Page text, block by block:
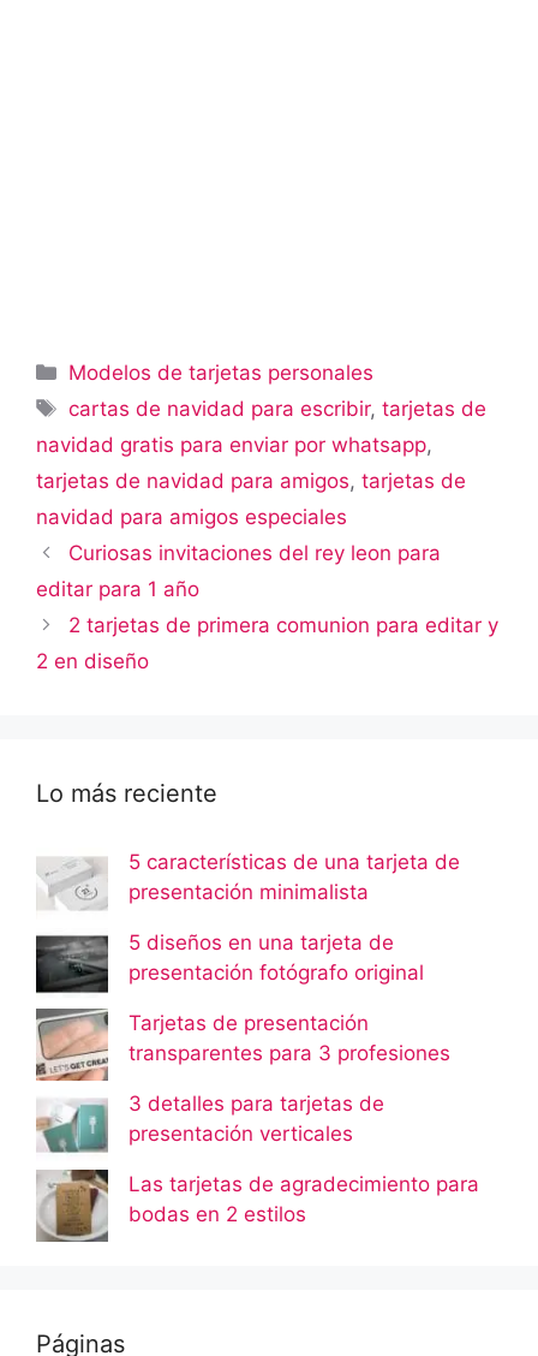
Categorías
Modelos de tarjetas personales
Etiquetas
cartas de navidad para escribir,tarjetas de
navidad gratis para enviar por whatsapp,
tarjetas de navidad para amigos, tarjetas de
navidad para amigos especiales
Curiosas invitaciones del rey leon para
editar para 1 año
2 tarjetas de primera comunion para editar y
2 en diseño
Lo más reciente
5 características de una tarjeta de
presentación minimalista
5 diseños en una tarjeta de
presentación fotógrafo original
Tarjetas de presentación
transparentes para 3 profesiones
3 detalles para tarjetas de
presentación verticales
Las tarjetas de agradecimiento para
bodas en 2 estilos
Páginas